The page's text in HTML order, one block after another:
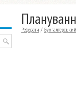
Реферати /